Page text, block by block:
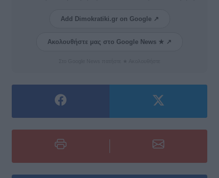
Add Dimokratiki.gr on Google ↗
Ακολουθήστε μας στο Google News ★ ↗